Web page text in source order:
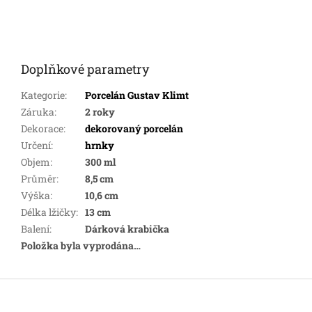
Doplňkové parametry
Kategorie:
Porcelán Gustav Klimt
Záruka:
2 roky
Dekorace:
dekorovaný porcelán
Určení:
hrnky
Objem:
300 ml
Průměr:
8,5 cm
Výška:
10,6 cm
Délka lžičky: 13 cm
Balení:
Dárková krabička
Položka byla vyprodána…
Z